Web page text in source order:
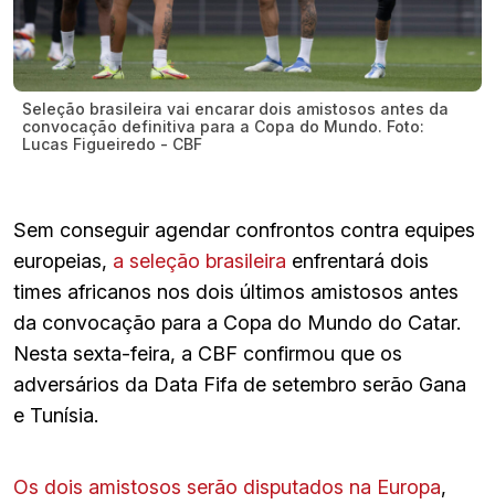
Seleção brasileira vai encarar dois amistosos antes da
convocação definitiva para a Copa do Mundo. Foto:
Lucas Figueiredo - CBF
Sem conseguir agendar confrontos contra equipes
europeias, a seleção brasileira enfrentará dois
times africanos nos dois últimos amistosos antes
da convocação para a Copa do Mundo do Catar.
Nesta sexta-feira, a CBF confirmou que os
adversários da Data Fifa de setembro serão Gana
e Tunísia.
Os dois amistosos serão disputados na Europa,